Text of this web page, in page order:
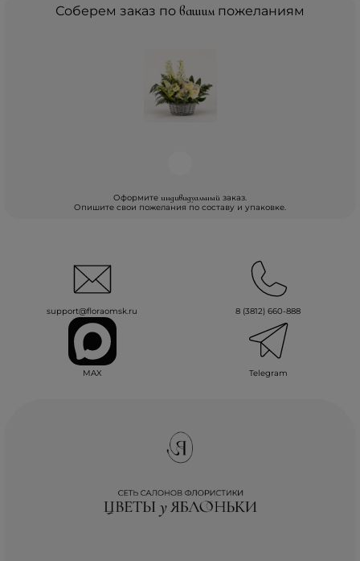
Соберем заказ по вашим пожеланиям
Оформите индивидуальный заказ.
Опишите свои пожелания по составу и упаковке.
support@floraomsk.ru 8 (3812) 660-888
MAX Telegram